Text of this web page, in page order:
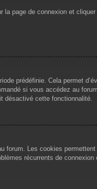
page de connexion et
prédéfinie. Cela permet
si vous accédez au
désactivé cette fonctionnalité.
Les cookies
récurrents de